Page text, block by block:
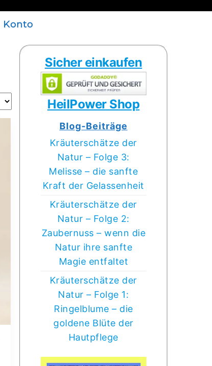
Konto
Sicher einkaufen
HeilPower Shop
Blog-Beiträge
Kräuterschätze der
Natur – Folge 3:
Melisse – die sanfte
Kraft der Gelassenheit
Kräuterschätze der
Natur – Folge 2:
Zaubernuss – wenn die
Natur ihre sanfte
Magie entfaltet
Kräuterschätze der
Natur – Folge 1:
Ringelblume – die
goldene Blüte der
Hautpflege